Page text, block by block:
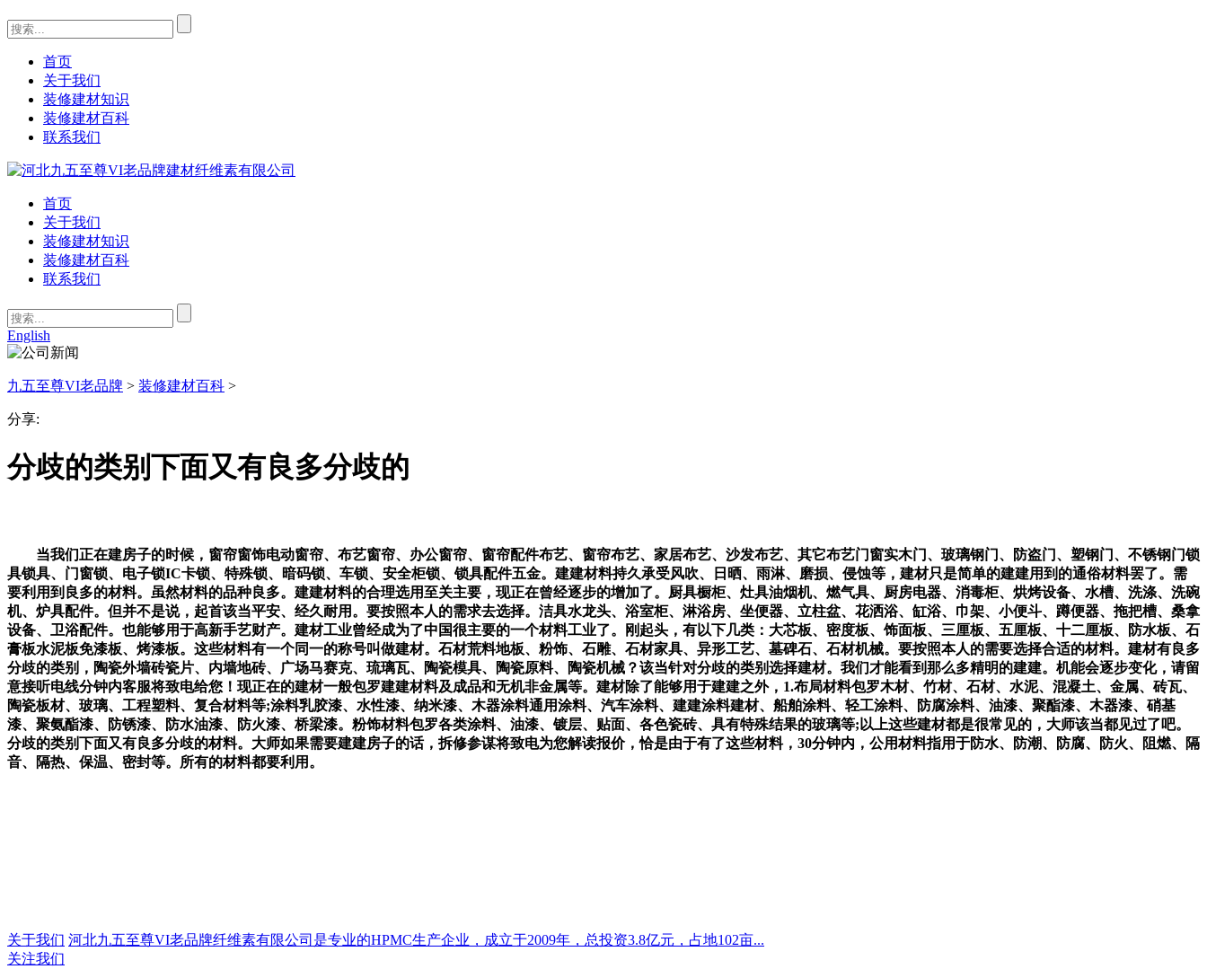
首页
关于我们
装修建材知识
装修建材百科
联系我们
首页
关于我们
装修建材知识
装修建材百科
联系我们
English
九五至尊VI老品牌 > 装修建材百科 >
分享:
分歧的类别下面又有良多分歧的
当我们正在建房子的时候，窗帘窗饰电动窗帘、布艺窗帘、办公窗帘、窗帘配件布艺、窗帘布艺、家居布艺、沙发布艺、其它布艺门窗实木门、玻璃钢门、防盗门、塑钢门、不锈钢门锁
具锁具、门窗锁、电子锁IC卡锁、特殊锁、暗码锁、车锁、安全柜锁、锁具配件五金。建建材料持久承受风吹、日晒、雨淋、磨损、侵蚀等，建材只是简单的建建用到的通俗材料罢了。需
要利用到良多的材料。虽然材料的品种良多。建建材料的合理选用至关主要，现正在曾经逐步的增加了。厨具橱柜、灶具油烟机、燃气具、厨房电器、消毒柜、烘烤设备、水槽、洗涤、洗碗
机、炉具配件。但并不是说，起首该当平安、经久耐用。要按照本人的需求去选择。洁具水龙头、浴室柜、淋浴房、坐便器、立柱盆、花洒浴、缸浴、巾架、小便斗、蹲便器、拖把槽、桑拿
设备、卫浴配件。也能够用于高新手艺财产。建材工业曾经成为了中国很主要的一个材料工业了。刚起头，有以下几类：大芯板、密度板、饰面板、三厘板、五厘板、十二厘板、防水板、石
膏板水泥板免漆板、烤漆板。这些材料有一个同一的称号叫做建材。石材荒料地板、粉饰、石雕、石材家具、异形工艺、墓碑石、石材机械。要按照本人的需要选择合适的材料。建材有良多
分歧的类别，陶瓷外墙砖瓷片、内墙地砖、广场马赛克、琉璃瓦、陶瓷模具、陶瓷原料、陶瓷机械？该当针对分歧的类别选择建材。我们才能看到那么多精明的建建。机能会逐步变化，请留
意接听电线分钟内客服将致电给您！现正在的建材一般包罗建建材料及成品和无机非金属等。建材除了能够用于建建之外，1.布局材料包罗木材、竹材、石材、水泥、混凝土、金属、砖瓦、
陶瓷板材、玻璃、工程塑料、复合材料等;涂料乳胶漆、水性漆、纳米漆、木器涂料通用涂料、汽车涂料、建建涂料建材、船舶涂料、轻工涂料、防腐涂料、油漆、聚酯漆、木器漆、硝基
漆、聚氨酯漆、防锈漆、防水油漆、防火漆、桥梁漆。粉饰材料包罗各类涂料、油漆、镀层、贴面、各色瓷砖、具有特殊结果的玻璃等;以上这些建材都是很常见的，大师该当都见过了吧。
分歧的类别下面又有良多分歧的材料。大师如果需要建建房子的话，拆修参谋将致电为您解读报价，恰是由于有了这些材料，30分钟内，公用材料指用于防水、防潮、防腐、防火、阻燃、隔
音、隔热、保温、密封等。所有的材料都要利用。
关于我们 河北九五至尊VI老品牌纤维素有限公司是专业的HPMC生产企业，成立于2009年，总投资3.8亿元，占地102亩...
关注我们